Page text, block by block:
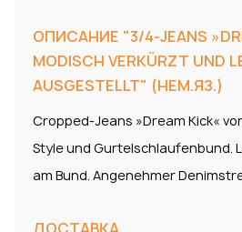
ОПИСАНИЕ "3/4-JEANS
MODISCH VERKÜRZT UND
AUSGESTELLT" (НЕМ.ЯЗ.)
Cropped-Jeans »Dream Kick«
Style und Gurtelschlaufenbund.
am Bund. Angenehmer